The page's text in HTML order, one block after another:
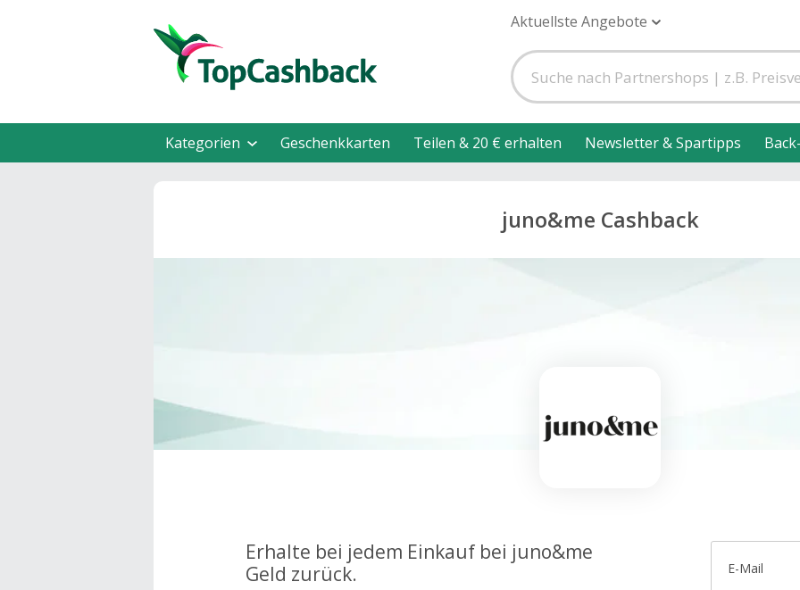
Aktuellste Angebote
Kategorien Geschenkkarten Teilen & 20 € erhalten Newsletter & Spartipps
juno&me Cashback
Erhalte bei jedem Einkauf bei juno&me
Geld zurück.
E-Mail